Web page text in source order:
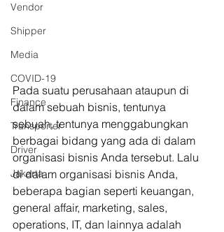
Vendor
Shipper
Media
COVID-19
Finance
Transporter
Driver
Jakarta
Pada suatu perusahaan ataupun di
dalam sebuah bisnis, tentunya
sebuah, tentunya menggabungkan
berbagai bidang yang ada di dalam
organisasi bisnis Anda tersebut. Lalu
di dalam organisasi bisnis Anda,
beberapa bagian seperti keuangan,
general affair, marketing, sales,
operations, IT, dan lainnya adalah